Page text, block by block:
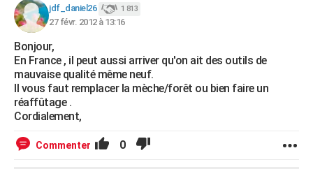
jdf_daniel26 1 813
27 févr. 2012 à 13:16
Bonjour,
En France , il peut aussi arriver qu'on ait des outils de
mauvaise qualité même neuf.
Il vous faut remplacer la mèche/forêt ou bien faire un
réaffûtage .
Cordialement,
Commenter 0